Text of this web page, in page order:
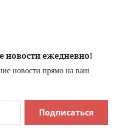
новости ежедневно!
новости прямо на ваш
Подписаться